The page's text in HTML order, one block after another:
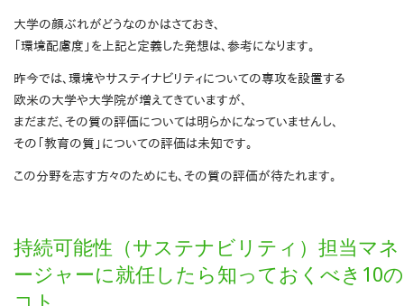
大学の顔ぶれがどうなのかはさておき、
「環境配慮度」を上記と定義した発想は、参考になります。
昨今では、環境やサステイナビリティについての専攻を設置する
欧米の大学や大学院が増えてきていますが、
まだまだ、その質の評価については明らかになっていませんし、
その「教育の質」についての評価は未知です。
この分野を志す方々のためにも、その質の評価が待たれます。
持続可能性（サステナビリティ）担当マネ
ージャーに就任したら知っておくべき10の